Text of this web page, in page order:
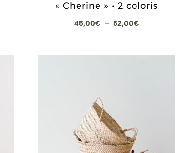
« Cherine » • 2 coloris
45,00€ – 52,00€Plage